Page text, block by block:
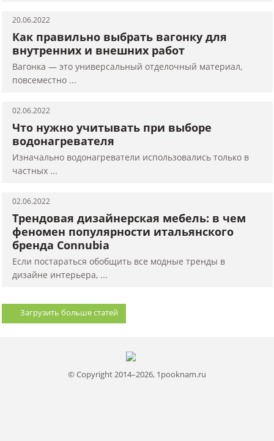
20.06.2022
Как правильно выбрать вагонку для
внутренних и внешних работ
Вагонка — это универсальный отделочный материал,
повсеместно ...
02.06.2022
Что нужно учитывать при выборе
водонагревателя
Изначально водонагреватели использовались только в
частных ...
02.06.2022
Трендовая дизайнерская мебель: в чем
феномен популярности итальянского
бренда Connubia
Если постараться обобщить все модные тренды в
дизайне интерьера, ...
Загрузить больше статей
© Copyright 2014–2026, 1pooknam.ru